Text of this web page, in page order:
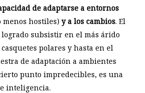
de adaptarse a entornos
menos hostiles) y a los cambios. El
subsistir en el más árido
polares y hasta en el
de adaptación a ambientes
punto impredecibles, es una
inteligencia.